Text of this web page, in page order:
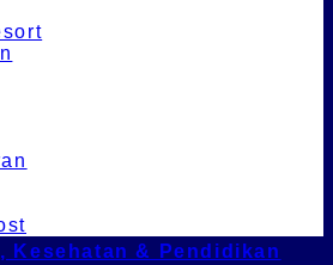
Kesehatan & Pendidikan